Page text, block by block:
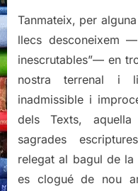
Tanmateix, per
llecs desconeixem
inescrutables”— en
nostra terrenal i
inadmissible i
dels Texts,
sagrades
relegat al bagul de la
es clogué de nou